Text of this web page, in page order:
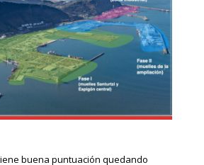
buena puntuación quedando